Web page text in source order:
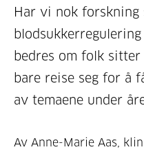
Har vi nok forskning
bedres om folk
bare reise seg for å
av temaene under
Av Anne-Marie Aas,